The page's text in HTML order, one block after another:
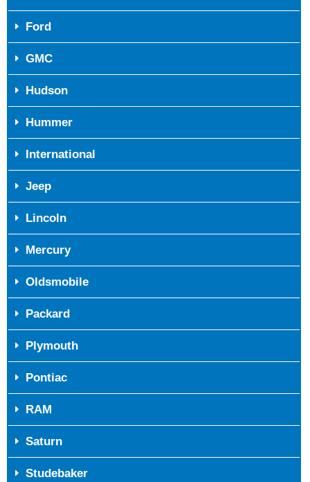
Ford
GMC
Hudson
Hummer
International
Jeep
Lincoln
Mercury
Oldsmobile
Packard
Plymouth
Pontiac
RAM
Saturn
Studebaker